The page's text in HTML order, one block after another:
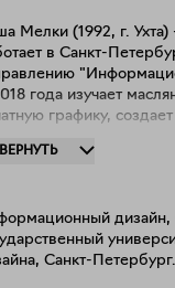
Мелки (1992, г.
в Санкт-
года изучает
графику,
в современном
С 2019 года
находятся в
дизайн,
Санкт-Петербург.